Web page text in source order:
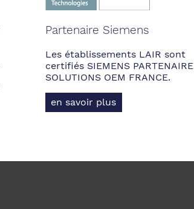
Partenaire Siemens
Les établissements LAIR sont
certifiés SIEMENS PARTENAIRE
SOLUTIONS OEM FRANCE.
en savoir plus